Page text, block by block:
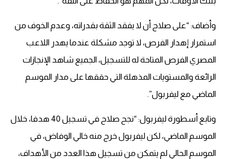
وأضاف: “على صلاح أن لا يفقد الثقة بقدراته، وعدم الخوف من
استمرار إهدار الفرص، لا توجد مشكلة عندما يهدر اللاعب
المصري الفرص المتاحة له للتسجيل، الجميع شاهد الإنجازات
الرائعة والمستويات المذهلة التي حققها على مدار الموسم
الماضي مع ليفربول”.
وتابع أسطورة ليفربول: “نجح صلاح في تسجيل 40 هدفا، خلال
الموسم الماضي، لكن ليفربول خرج منه خالي الوفاض، في
الموسم الحالي لم يتمكن من تسجيل هذا العدد من الأهداف،